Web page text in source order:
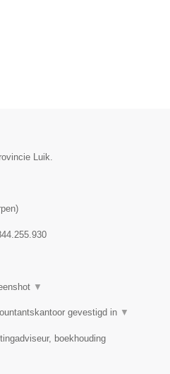
Luik.
)
▼
gevestigd in ▼
boekhouding